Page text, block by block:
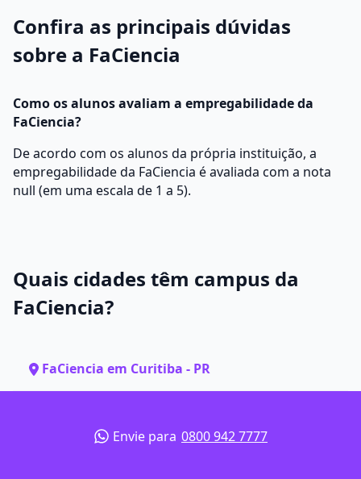
Confira as principais dúvidas
sobre a FaCiencia
Como os alunos avaliam a empregabilidade da
FaCiencia?
De acordo com os alunos da própria instituição, a
empregabilidade da FaCiencia é avaliada com a nota
null (em uma escala de 1 a 5).
Quais cidades têm campus da
FaCiencia?
FaCiencia em Curitiba - PR
Envie para 0800 942 7777